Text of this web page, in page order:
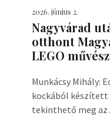
2026. június 2.
Nagyvárad
otthont
LEGO
Munkácsy Mihály:
kockából készített
tekinthető meg az